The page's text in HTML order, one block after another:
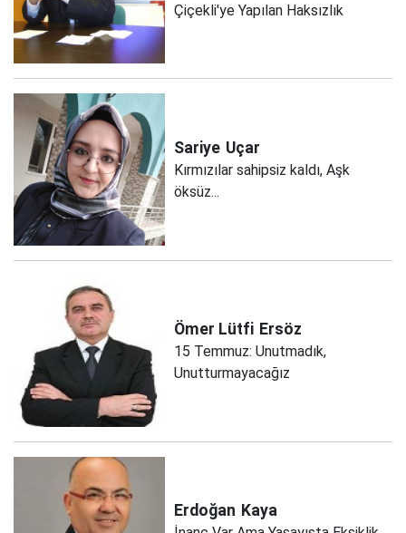
Çiçekli'ye Yapılan Haksızlık
Sariye Uçar
Kırmızılar sahipsiz kaldı, Aşk
öksüz...
Ömer Lütfi Ersöz
15 Temmuz: Unutmadık,
Unutturmayacağız
Erdoğan Kaya